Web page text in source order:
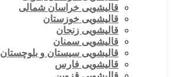
قالیشویی خراسان شمالی
قالیشویی خوزستان
قالیشویی زنجان
قالیشویی سمنان
قالیشویی سیستان و بلوچستان
قالیشویی فارس